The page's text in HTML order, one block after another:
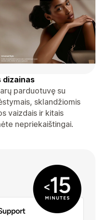
dizainas
parduotuvę su
sklandžiomis
vaizdais ir kitais
nepriekaištingai.